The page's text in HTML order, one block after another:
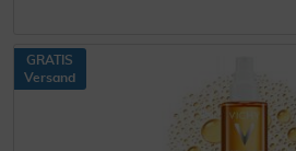
GRATIS
Versand